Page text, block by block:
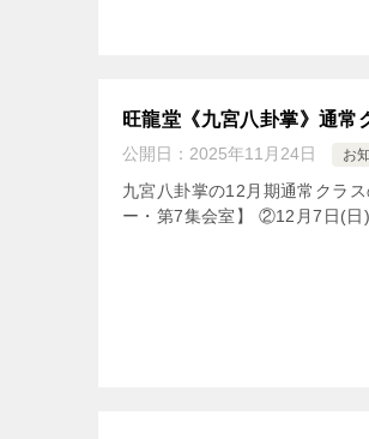
旺龍堂《九宮八卦掌》通常
公開日： 2025年11月24日 お
九宮八卦掌の12月期通常クラ
ー・第7集会室】 ②12月7日(